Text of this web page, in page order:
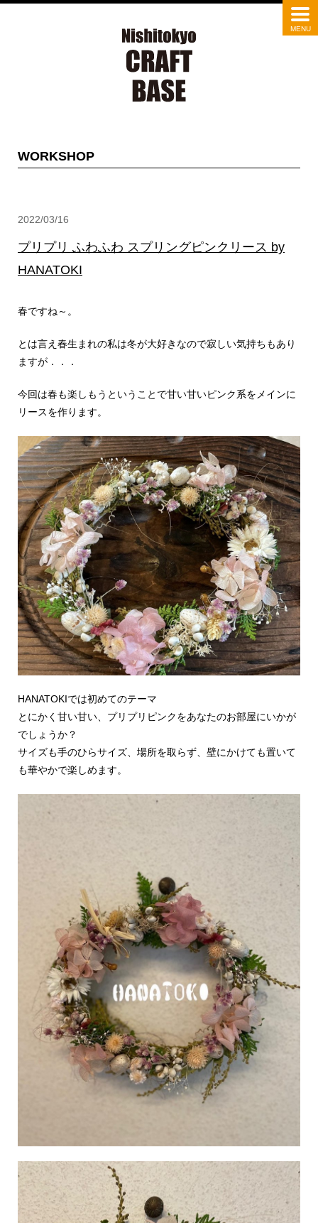
WORKSHOP
2022/03/16
プリプリ ふわふわ スプリングピンクリース by
HANATOKI
春ですね～。
とは言え春生まれの私は冬が大好きなので寂しい気持ちもあり
ますが．．．
今回は春も楽しもうということで甘い甘いピンク系をメインに
リースを作ります。
HANATOKIでは初めてのテーマ
とにかく甘い甘い、プリプリピンクをあなたのお部屋にいかが
でしょうか？
サイズも手のひらサイズ、場所を取らず、壁にかけても置いて
も華やかで楽しめます。